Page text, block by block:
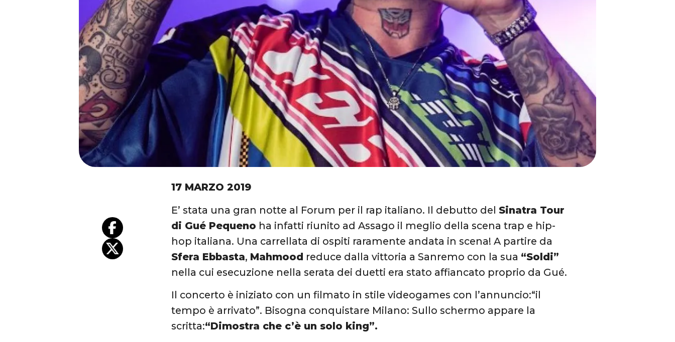
17 MARZO 2019
E’ stata una gran notte al Forum per il rap italiano. Il debutto del Sinatra Tour
di Gué Pequeno ha infatti riunito ad Assago il meglio della scena trap e hip-
hop italiana. Una carrellata di ospiti raramente andata in scena! A partire da
Sfera Ebbasta, Mahmood reduce dalla vittoria a Sanremo con la sua “Soldi”
nella cui esecuzione nella serata dei duetti era stato affiancato proprio da Gué.
Il concerto è iniziato con un filmato in stile videogames con l’annuncio:“il
tempo è arrivato”. Bisogna conquistare Milano: Sullo schermo appare la
scritta:“Dimostra che c’è un solo king”.